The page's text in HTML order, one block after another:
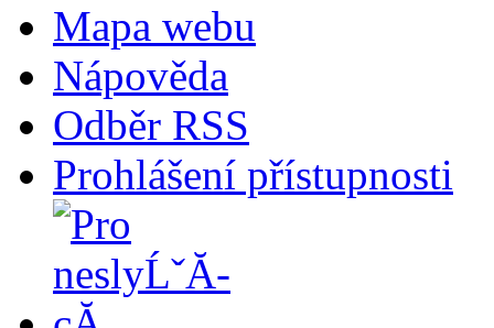
Mapa webu
Nápověda
Odběr RSS
Prohlášení přístupnosti